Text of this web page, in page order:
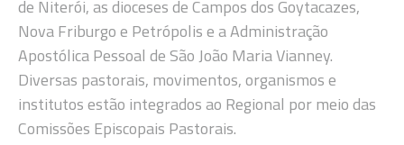
de Niterói, as dioceses de Campos dos Goytacazes,
Nova Friburgo e Petrópolis e a Administração
Apostólica Pessoal de São João Maria Vianney.
Diversas pastorais, movimentos, organismos e
institutos estão integrados ao Regional por meio das
Comissões Episcopais Pastorais.